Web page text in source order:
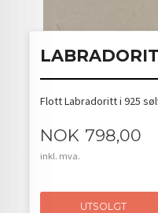
Flott Labradoritt i 925
Pris
NOK 798,00
inkl. mva.
UTSOLGT